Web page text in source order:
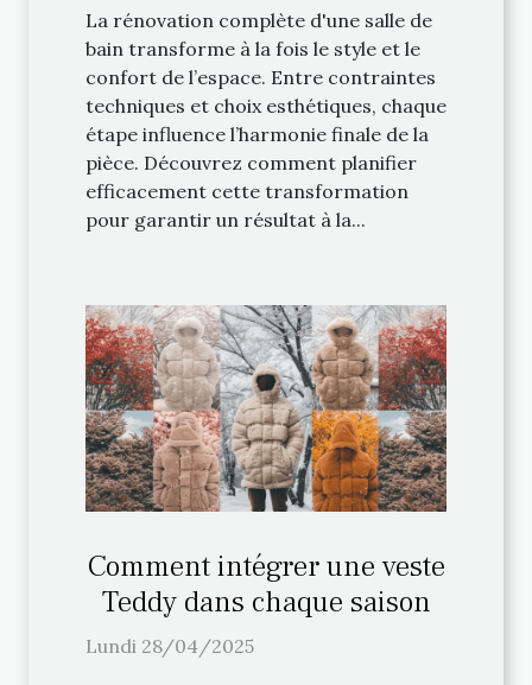
La rénovation complète d'une salle de
bain transforme à la fois le style et le
confort de l’espace. Entre contraintes
techniques et choix esthétiques, chaque
étape influence l’harmonie finale de la
pièce. Découvrez comment planifier
efficacement cette transformation
pour garantir un résultat à la...
Comment intégrer une veste
Teddy dans chaque saison
Lundi 28/04/2025